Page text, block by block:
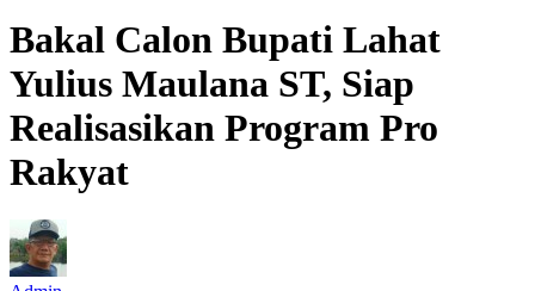
Bakal Calon Bupati Lahat
Yulius Maulana ST, Siap
Realisasikan Program Pro
Rakyat